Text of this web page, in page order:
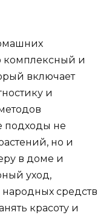
комплексный и
включает
и
подходы не
но и
в доме и
уход,
средств
красоту и